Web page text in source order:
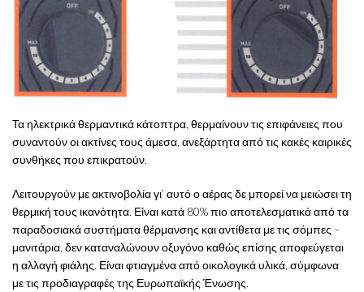
Τα ηλεκτρικά θερμαντικά κάτοπτρα, θερμαίνουν τις επιφάνειες που
συναντούν οι ακτίνες τους άμεσα, ανεξάρτητα από τις κακές καιρικές
συνθήκες που επικρατούν.
Λειτουργούν με ακτινοβολία γι’ αυτό ο αέρας δε μπορεί να μειώσει τη
θερμική τους ικανότητα. Είναι κατά 80% πιο αποτελεσματικά από τα
παραδοσιακά συστήματα θέρμανσης και αντίθετα με τις σόμπες –
μανιτάρια, δεν καταναλώνουν οξυγόνο καθώς επίσης αποφεύγεται
η αλλαγή φιάλης. Είναι φτιαγμένα από οικολογικά υλικά, σύμφωνα
με τις προδιαγραφές της Ευρωπαϊκής Ένωσης.